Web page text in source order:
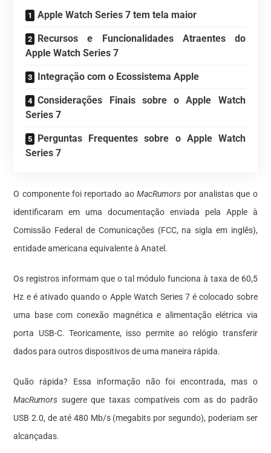
Apple Watch Series 7 tem tela maior
Recursos e Funcionalidades Atraentes do
Apple Watch Series 7
Integração com o Ecossistema Apple
Considerações Finais sobre o Apple Watch
Series 7
Perguntas Frequentes sobre o Apple Watch
Series 7
O componente foi reportado aoMacRumors por analistas que o
identificaram em uma documentação enviada pela Apple à
Comissão Federal de Comunicações (FCC, na sigla em inglês),
entidade americana equivalente à Anatel.
Os registros informam que o tal módulo funciona à taxa de 60,5
Hz e é ativado quando o Apple Watch Series 7 é colocado sobre
uma base com conexão magnética e alimentação elétrica via
porta USB-C. Teoricamente, isso permite ao relógio transferir
dados para outros dispositivos de uma maneira rápida.
Quão rápida? Essa informação não foi encontrada, mas o
MacRumors sugere que taxas compatíveis com as do padrão
USB 2.0, de até 480 Mb/s (megabits por segundo), poderiam ser
alcançadas.